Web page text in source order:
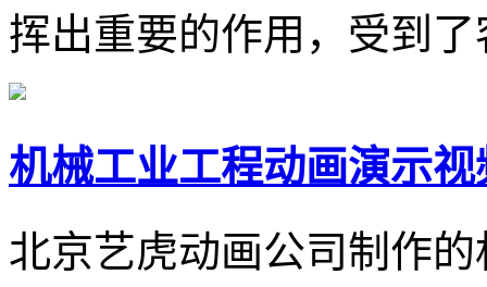
挥出重要的作用，受到
机械工业工程动画演示视
北京艺虎动画公司制作